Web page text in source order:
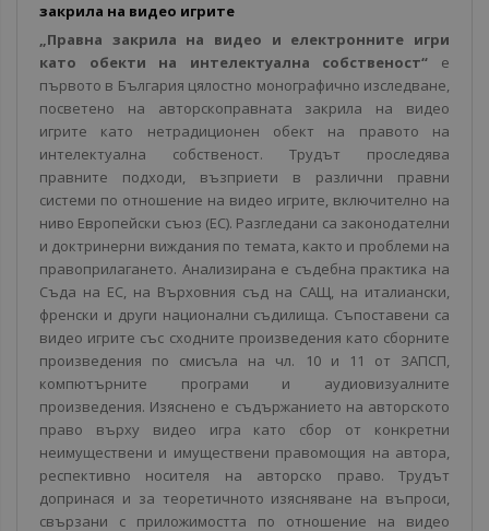
закрила на видео игрите
„Правна закрила на видео и електронните игри
като обекти на интелектуална собственост“ е
първото в България цялостно монографично изследване,
посветено на авторскоправната закрила на видео
игрите като нетрадиционен обект на правото на
интелектуална собственост. Трудът проследява
правните подходи, възприети в различни правни
системи по отношение на видео игрите, включително на
ниво Европейски съюз (ЕС). Разгледани са законодателни
и доктринерни виждания по темата, както и проблеми на
правоприлагането. Анализирана е съдебна практика на
Съда на ЕС, на Върховния съд на САЩ, на италиански,
френски и други национални съдилища. Съпоставени са
видео игрите със сходните произведения като сборните
произведения по смисъла на чл. 10 и 11 от ЗАПСП,
компютърните програми и аудиовизуалните
произведения. Изяснено е съдържанието на авторското
право върху видео игра като сбор от конкретни
неимуществени и имуществени правомощия на автора,
респективно носителя на авторско право. Трудът
допринася и за теоретичното изясняване на въпроси,
свързани с приложимостта по отношение на видео